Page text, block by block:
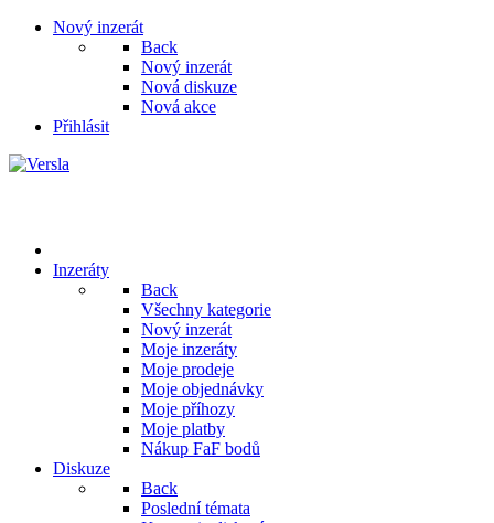
Nový inzerát
Back
Nový inzerát
Nová diskuze
Nová akce
Přihlásit
Inzeráty
Back
Všechny kategorie
Nový inzerát
Moje inzeráty
Moje prodeje
Moje objednávky
Moje příhozy
Moje platby
Nákup FaF bodů
Diskuze
Back
Poslední témata